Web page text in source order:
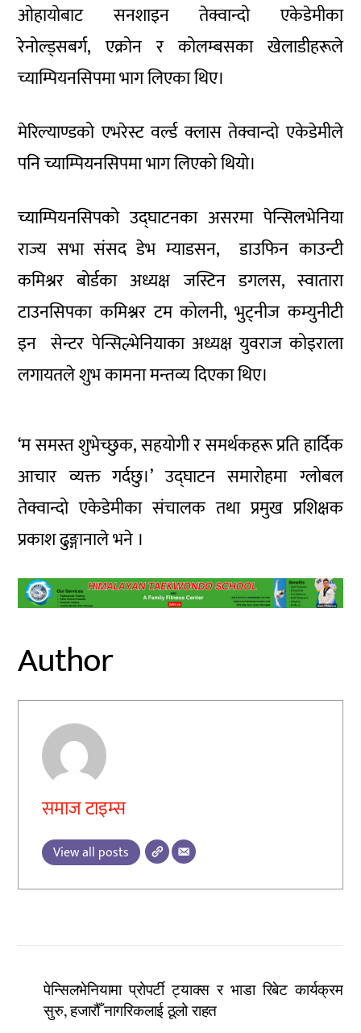
ओहायोबाट सनशाइन तेक्वान्दो एकेडेमीका
रेनोल्ड्सबर्ग, एक्रोन र कोलम्बसका खेलाडीहरूले
च्याम्पियनसिपमा भाग लिएका थिए।
मेरिल्याण्डको एभरेस्ट वर्ल्ड क्लास तेक्वान्दो एकेडेमीले
पनि च्याम्पियनसिपमा भाग लिएको थियो।
च्याम्पियनसिपको उद्घाटनका असरमा पेन्सिलभेनिया
राज्य सभा संसद डेभ म्याडसन, डाउफिन काउन्टी
कमिश्नर बोर्डका अध्यक्ष जस्टिन डगलस, स्वातारा
टाउनसिपका कमिश्नर टम कोलनी, भुट्नीज कम्युनीटी
इन सेन्टर पेन्सिल्भेनियाका अध्यक्ष युवराज कोइराला
लगायतले शुभ कामना मन्तव्य दिएका थिए।
‘म समस्त शुभेच्छुक, सहयोगी र समर्थकहरू प्रति हार्दिक
आचार व्यक्त गर्दछु।’ उद्घाटन समारोहमा ग्लोबल
तेक्वान्दो एकेडेमीका संचालक तथा प्रमुख प्रशिक्षक
प्रकाश ढुङ्गानाले भने ।
Author
समाज टाइम्स
View all posts
पेन्सिलभेनियामा प्रोपर्टी ट्याक्स र भाडा रिबेट कार्यक्रम
सुरु, हजारौँ नागरिकलाई ठूलो राहत